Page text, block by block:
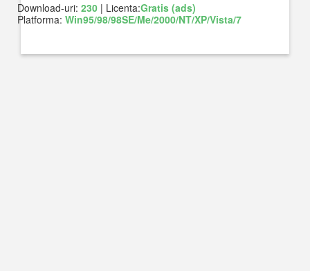
Download-uri:230 | Licenta:Gratis (ads)
Platforma:Win95/98/98SE/Me/2000/NT/XP/Vista/7